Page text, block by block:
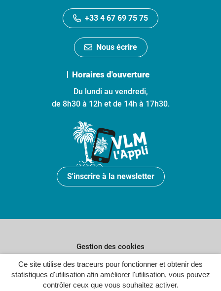
Ce site utilise des traceurs pour fonctionner et obtenir des
statistiques d'utilisation afin améliorer l'utilisation, vous pouvez
contrôler ceux que vous souhaitez activer.
+33 4 67 69 75 75
Nous écrire
Horaires d'ouverture
Du lundi au vendredi,
de 8h30 à 12h et de 14h à 17h30.
S'inscrire à la newsletter
Gestion des cookies
Plan du site
Politique de confidentialité